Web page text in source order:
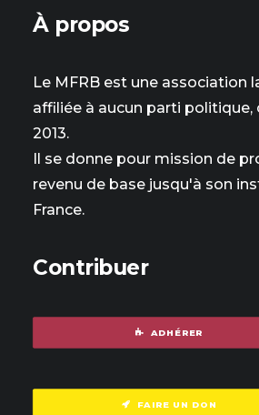
À propos
Le MFRB est une association
affiliée à aucun parti politique,
2013.
Il se donne pour mission de
revenu de base jusqu'à son
France.
Contribuer
ADHÉRER
FAIRE UN DON